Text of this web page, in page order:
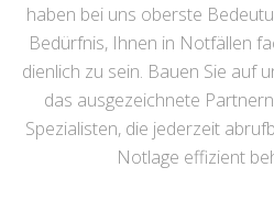
haben bei uns oberste
Bedürfnis, Ihnen in Notfällen
dienlich zu sein. Bauen Sie auf
das ausgezeichnete
Spezialisten, die jederzeit
Notlage effizient